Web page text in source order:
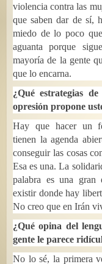
violencia contra las
que saben dar de sí,
miedo de lo poco
aguanta porque
mayoría de la gente
que lo encarna.
¿Qué estrategias
opresión propone
Hay que hacer un
tienen la agenda
conseguir las cosas
Esa es una. La
palabra es una gran
existir donde hay
No creo que en Irán
¿Qué opina del
gente le parece
No lo sé, la primera